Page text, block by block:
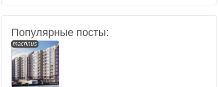
Популярные посты:
macrinus